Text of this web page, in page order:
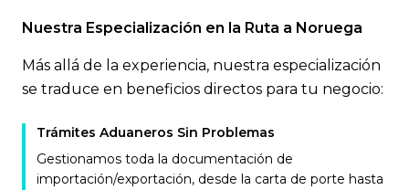
Nuestra Especialización en la Ruta a Noruega
Más allá de la experiencia, nuestra especialización
se traduce en beneficios directos para tu negocio:
Trámites Aduaneros Sin Problemas
Gestionamos toda la documentación de
importación/exportación, desde la carta de porte hasta